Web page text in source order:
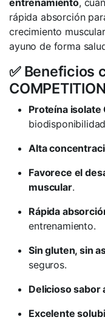
entrenamiento,
rápida absorción
crecimiento
ayuno de forma
✅ Beneficios
Proteína isolate
Alta
Favorece el
muscular.
Rápida
entrenamiento.
Sin gluten, sin
seguros.
Delicioso sabor
Excelente